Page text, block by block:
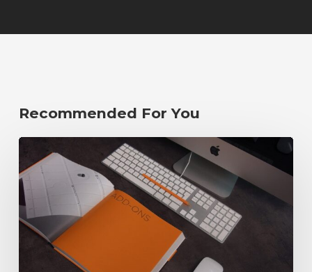
Recommended For You